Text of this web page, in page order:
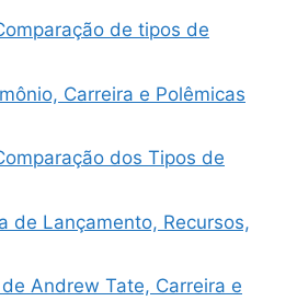
de tipos de
Carreira e Polêmicas
dos Tipos de
de Lançamento, Recursos,
Andrew Tate, Carreira e